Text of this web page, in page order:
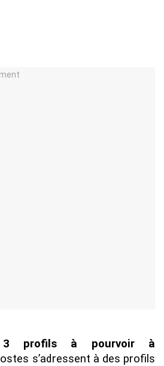
3 profils à pourvoir à
s’adressent à des profils